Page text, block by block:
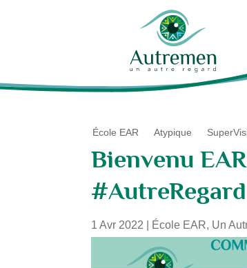
École EAR Atypique
Bienvenu
1 Avr 2022 École EAR, Un